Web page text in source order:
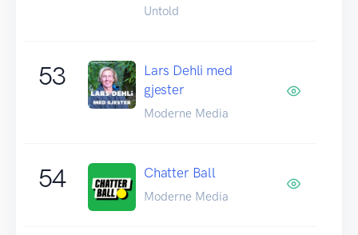
Untold
53
Lars Dehli med
gjester
Moderne Media
54 Chatter Ball
Moderne Media